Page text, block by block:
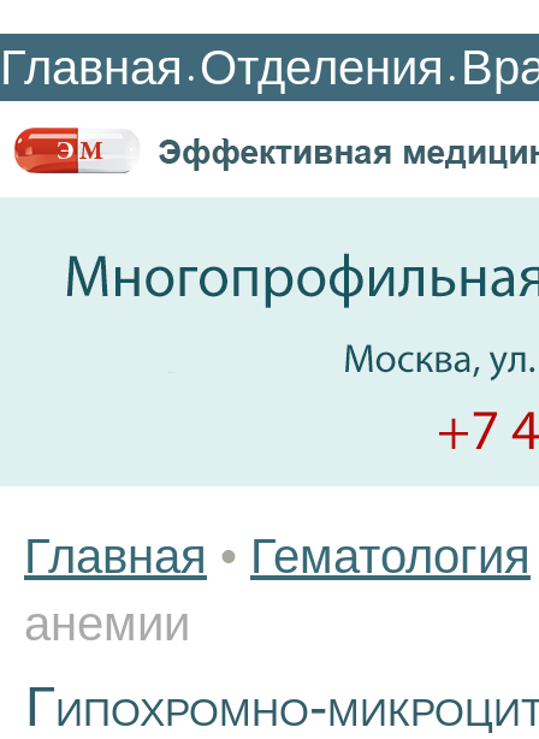
Главная • Отделения •
Главная • Гематология
анемии
Гипохромно-